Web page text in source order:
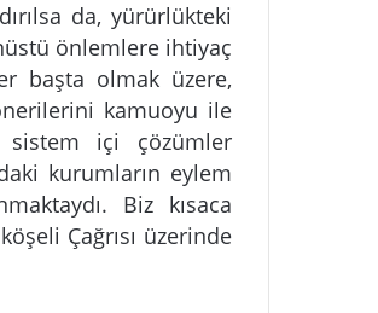
da, yürürlükteki
önlemlere ihtiyaç
başta olmak üzere,
kamuoyu ile
sistem içi çözümler
kurumların eylem
Biz kısaca
Çağrısı üzerinde